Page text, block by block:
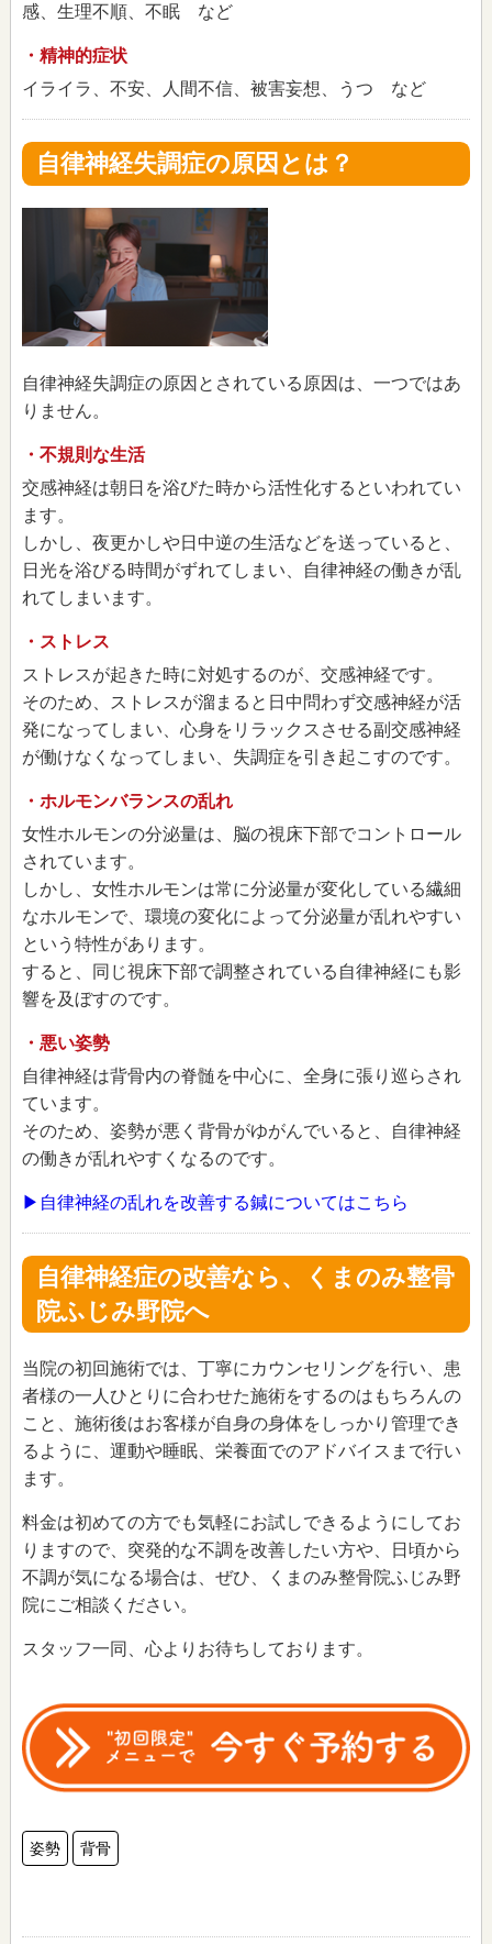
感、生理不順、不眠 など
・精神的症状
イライラ、不安、人間不信、被害妄想、うつ など
自律神経失調症の原因とは？
自律神経失調症の原因とされている原因は、一つではあ
りません。
・不規則な生活
交感神経は朝日を浴びた時から活性化するといわれてい
ます。
しかし、夜更かしや日中逆の生活などを送っていると、
日光を浴びる時間がずれてしまい、自律神経の働きが乱
れてしまいます。
・ストレス
ストレスが起きた時に対処するのが、交感神経です。
そのため、ストレスが溜まると日中問わず交感神経が活
発になってしまい、心身をリラックスさせる副交感神経
が働けなくなってしまい、失調症を引き起こすのです。
・ホルモンバランスの乱れ
女性ホルモンの分泌量は、脳の視床下部でコントロール
されています。
しかし、女性ホルモンは常に分泌量が変化している繊細
なホルモンで、環境の変化によって分泌量が乱れやすい
という特性があります。
すると、同じ視床下部で調整されている自律神経にも影
響を及ぼすのです。
・悪い姿勢
自律神経は背骨内の脊髄を中心に、全身に張り巡らされ
ています。
そのため、姿勢が悪く背骨がゆがんでいると、自律神経
の働きが乱れやすくなるのです。
▶自律神経の乱れを改善する鍼についてはこちら
自律神経症の改善なら、くまのみ整骨
院ふじみ野院へ
当院の初回施術では、丁寧にカウンセリングを行い、患
者様の一人ひとりに合わせた施術をするのはもちろんの
こと、施術後はお客様が自身の身体をしっかり管理でき
るように、運動や睡眠、栄養面でのアドバイスまで行い
ます。
料金は初めての方でも気軽にお試しできるようにしてお
りますので、突発的な不調を改善したい方や、日頃から
不調が気になる場合は、ぜひ、くまのみ整骨院ふじみ野
院にご相談ください。
スタッフ一同、心よりお待ちしております。
姿勢 背骨